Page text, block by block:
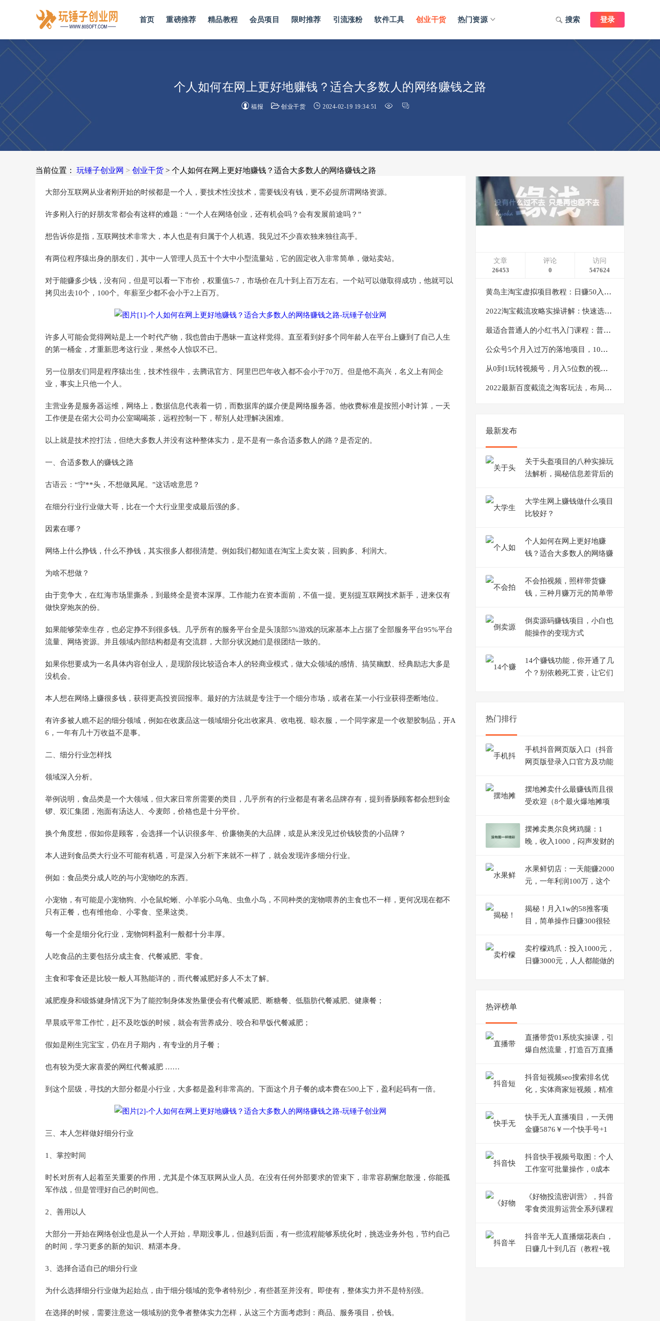
首页 重磅推荐 精品教程 会员项目 限时推荐 引流涨粉 软件工具 创业干货 热门资源 登录
搜索
个人如何在网上更好地赚钱？适合大多数人的网络赚钱之路
福报 创业干货 2024-02-19 19:34:51
当前位置： 玩锤子创业网 > 创业干货 > 个人如何在网上更好地赚钱？适合大多数人的网络赚钱之路
大部分互联网从业者刚开始的时候都是一个人，要技术性没技术，需要钱没有钱，更不必提所谓网络资源。
许多刚入行的好朋友常都会有这样的难题：“一个人在网络创业，还有机会吗？会有发展前途吗？”
想告诉你是指，互联网技术非常大，本人也是有归属于个人机遇。我见过不少喜欢独来独往高手。
有两位程序猿出身的朋友们，其中一人管理人员五十个大中小型流量站，它的固定收入非常简单，做站卖站。
对于能赚多少钱，没有问，但是可以看一下市价，权重值5-7，市场价在几十到上百万左右。一个站可以做取得成功，他就可以
拷贝出去10个，100个。年薪至少都不会小于2上百万。
许多人可能会觉得网站是上一个时代产物，我也曾由于愚昧一直这样觉得。直至看到好多个同年龄人在平台上赚到了自己人生
的第一桶金，才重新思考这行业，果然令人惊叹不已。
另一位朋友们同是程序猿出生，技术性很牛，去腾讯官方、阿里巴巴年收入都不会小于70万。但是他不高兴，名义上有间企
业，事实上只他一个人。
主营业务是服务器运维，网络上，数据信息代表着一切，而数据库的媒介便是网络服务器。他收费标准是按照小时计算，一天
工作便是在偌大公司办公室喝喝茶，远程控制一下，帮别人处理解决困难。
以上就是技术控打法，但绝大多数人并没有这种整体实力，是不是有一条合适多数人的路？是否定的。
一、合适多数人的赚钱之路
古语云：“宁**头，不想做凤尾。”这话啥意思？
在细分行业行业做大哥，比在一个大行业里变成最后强的多。
因素在哪？
网络上什么挣钱，什么不挣钱，其实很多人都很清楚。例如我们都知道在淘宝上卖女装，回购多、利润大。
为啥不想做？
由于竞争大，在红海市场里撕杀，到最终全是资本深厚。工作能力在资本面前，不值一提。更别提互联网技术新手，进来仅有
做快穿炮灰的份。
如果能够荣幸生存，也必定挣不到很多钱。几乎所有的服务平台全是头顶部5%游戏的玩家基本上占据了全部服务平台95%平台
流量、网络资源。并且领域内部结构都是有交流群，大部分状况她们是很团结一致的。
如果你想要成为一名具体内容创业人，是现阶段比较适合本人的轻商业模式，做大众领域的感情、搞笑幽默、经典励志大多是
没机会。
本人想在网络上赚很多钱，获得更高投资回报率。最好的方法就是专注于一个细分市场，或者在某一小行业获得垄断地位。
有许多被人瞧不起的细分领域，例如在收废品这一领域细分化出收家具、收电视、晾衣服，一个同学家是一个收塑胶制品，开A
6，一年有几十万收益不是事。
二、细分行业怎样找
领域深入分析。
举例说明，食品类是一个大领域，但大家日常所需要的类目，几乎所有的行业都是有著名品牌存有，提到香肠顾客都会想到金
锣、双汇集团，泡面有汤达人、今麦郎，价格也是十分平价。
换个角度想，假如你是顾客，会选择一个认识很多年、价廉物美的大品牌，或是从来没见过价钱较贵的小品牌？
本人进到食品类大行业不可能有机遇，可是深入分析下来就不一样了，就会发现许多细分行业。
例如：食品类分成人吃的与小宠物吃的东西。
小宠物，有可能是小宠物狗、小仓鼠蛇蜥、小羊驼小乌龟、虫鱼小鸟，不同种类的宠物喂养的主食也不一样，更何况现在都不
只有正餐，也有维他命、小零食、坚果这类。
每一个全是细分化行业，宠物饲料盈利一般都十分丰厚。
人吃食品的主要包括分成主食、代餐减肥、零食。
主食和零食还是比较一般人耳熟能详的，而代餐减肥好多人不太了解。
减肥瘦身和锻炼健身情况下为了能控制身体发热量便会有代餐减肥、断糖餐、低脂肪代餐减肥、健康餐；
早晨或平常工作忙，赶不及吃饭的时候，就会有营养成分、咬合和早饭代餐减肥；
假如是刚生完宝宝，仍在月子期内，有专业的月子餐；
也有较为受大家喜爱的网红代餐减肥 ……
到这个层级，寻找的大部分都是小行业，大多都是盈利非常高的。下面这个月子餐的成本费在500上下，盈利起码有一倍。
三、本人怎样做好细分行业
1、掌控时间
时长对所有人起着至关重要的作用，尤其是个体互联网从业人员。在没有任何外部要求的管束下，非常容易懈怠散漫，你能孤
军作战，但是管理好自己的时间也。
2、善用以人
大部分一开始在网络创业也是从一个人开始，早期没事儿，但越到后面，有一些流程能够系统化时，挑选业务外包，节约自己
的时间，学习更多的新的知识、精湛本身。
3、选择合适自已的细分行业
为什么选择细分行业做为起始点，由于细分领域的竞争者特别少，有些甚至并没有。即使有，整体实力并不是特别强。
在选择的时候，需要注意这一领域别的竞争者整体实力怎样，从这三个方面考虑到：商品、服务项目，价钱。
文章
26453
评论
0
访问
547624
黄岛主淘宝虚拟项目教程：日赚50入门基础班（两节课附配套资料）
2022淘宝截流攻略实操讲解：快速选品+直接复制+快速起店
最适合普通人的小红书入门课程：普通人如何通过做小红书年入50万
公众号5个月入过万的落地项目，10大获客渠道，实测涨粉21万
从0到1玩转视频号，月入5位数的视频号搬运项目，定位+选品+制作+变现全流程
2022最新百度截流之淘客玩法，布局流量一单利润可达300+【视频课程】
最新发布
关于头盔项目的八种实操玩
法解析，揭秘信息差背后的
大学生网上赚钱做什么项目
比较好？
个人如何在网上更好地赚
钱？适合大多数人的网络赚
不会拍视频，照样带货赚
钱，三种月赚万元的简单带
倒卖源码赚钱项目，小白也
能操作的变现方式
14个赚钱功能，你开通了几
个？别依赖死工资，让它们
热门排行
手机抖音网页版入口（抖音
网页版登录入口官方及功能
摆地摊卖什么最赚钱而且很
受欢迎（8个最火爆地摊项
摆摊卖奥尔良烤鸡腿：1
晚，收入1000，闷声发财的
水果鲜切店：一天能赚2000
元，一年利润100万，这个
揭秘！月入1w的58推客项
目，简单操作日赚300很轻
卖柠檬鸡爪：投入1000元，
日赚3000元，人人都能做的
热评榜单
直播带货01系统实操课，引
爆自然流量，打造百万直播
抖音短视频seo搜索排名优
化，实体商家短视频，精准
快手无人直播项目，一天佣
金赚5876￥一个快手号+1
抖音快手视频号取图：个人
工作室可批量操作，0成本
《好物投流密训营》，抖音
零食类混剪运营全系列课程
抖音半无人直播烟花表白，
日赚几十到几百（教程+视